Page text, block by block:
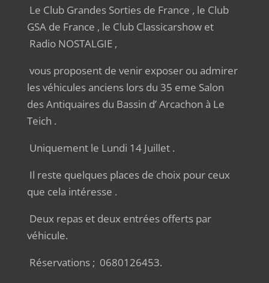
Le Club Grandes Sorties de France , le Club
GSA de France , le Club Classicarshow et
Radio NOSTALGIE ,
vous proposent de venir exposer ou admirer
les véhicules anciens lors du 35 eme Salon
des Antiquaires du Bassin d’ Arcachon à Le
Teich .
Uniquement le Lundi 14 Juillet .
Il reste quelques places de choix pour ceux
que cela intéresse .
Deux repas et deux entrées offerts par
véhicule.
Réservations ; 0680126453.